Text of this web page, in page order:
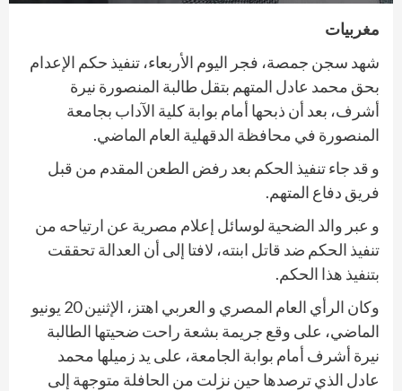
مغربيات
شهد سجن جمصة، فجر اليوم الأربعاء، تنفيذ حكم الإعدام
بحق محمد عادل المتهم بتقل طالبة المنصورة نيرة
أشرف، بعد أن ذبحها أمام بوابة كلية الآداب بجامعة
المنصورة في محافظة الدقهلية العام الماضي.
و قد جاء تنفيذ الحكم بعد رفض الطعن المقدم من قبل
فريق دفاع المتهم.
و عبر والد الضحية لوسائل إعلام مصرية عن ارتياحه من
تنفيذ الحكم ضد قاتل ابنته، لافتا إلى أن العدالة تحققت
بتنفيذ هذا الحكم.
وكان الرأي العام المصري و العربي اهتز، الإثنين 20 يونيو
الماضي، على وقع جريمة بشعة راحت ضحيتها الطالبة
نيرة أشرف أمام بوابة الجامعة، على يد زميلها محمد
عادل الذي ترصدها حين نزلت من الحافلة متوجهة إلى